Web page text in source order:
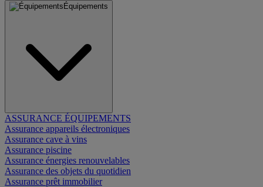
Équipements
ASSURANCE ÉQUIPEMENTS
Assurance appareils électroniques
Assurance cave à vins
Assurance piscine
Assurance énergies renouvelables
Assurance des objets du quotidien
Assurance prêt immobilier